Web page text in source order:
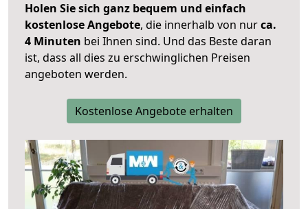
Holen Sie sich ganz bequem und einfach
kostenlose Angebote, die innerhalb von nurca.
4 Minuten bei Ihnen sind. Und das Beste daran
ist, dass all dies zu erschwinglichen Preisen
angeboten werden.
Kostenlose Angebote erhalten